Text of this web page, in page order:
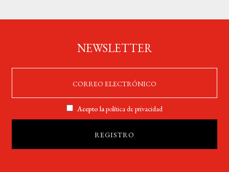
NEWSLETTER
Acepto lapolítica de privacidad